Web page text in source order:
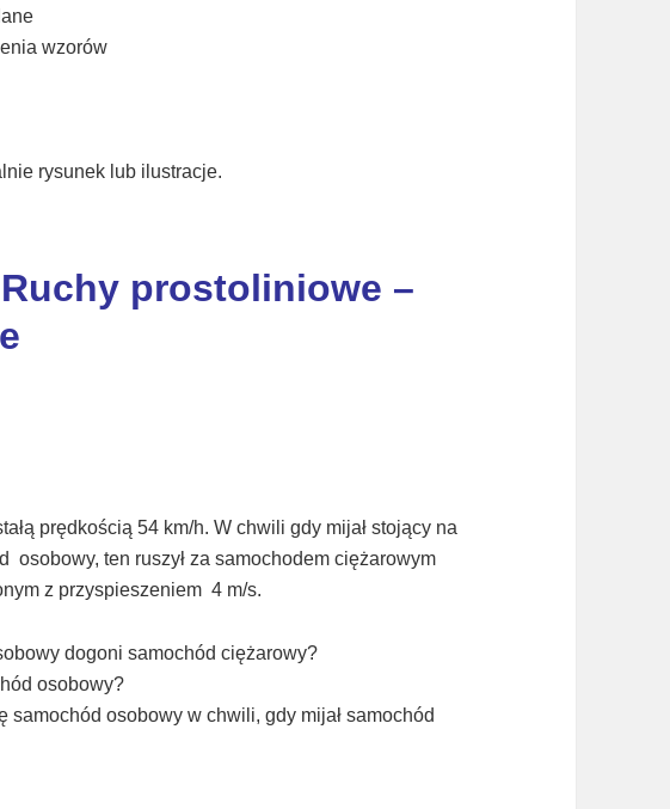
wzorów
rysunek lub ilustracje.
prostoliniowe –
prędkością 54 km/h. W chwili gdy mijał stojący na
osobowy, ten ruszył za samochodem ciężarowym
z przyspieszeniem 4 m/s.
dogoni samochód ciężarowy?
osobowy?
samochód osobowy w chwili, gdy mijał samochód